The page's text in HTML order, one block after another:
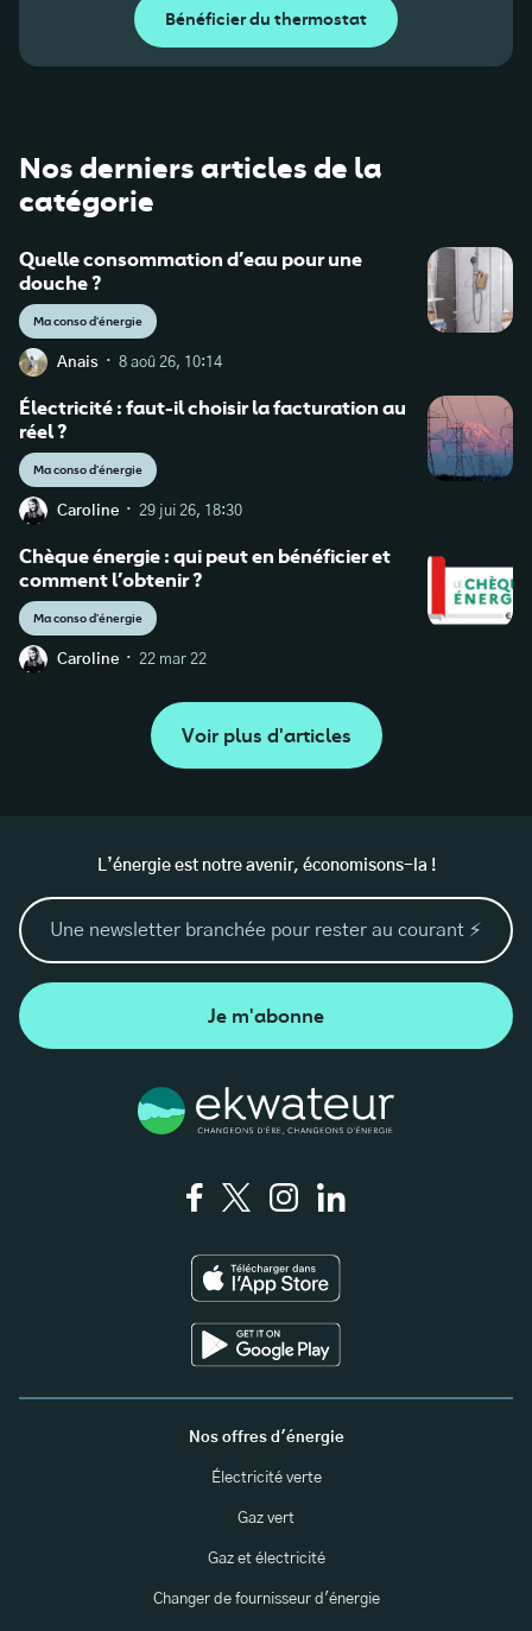
Bénéficier du thermostat
Nos derniers articles de la
catégorie
Quelle consommation d’eau pour une
douche ?
Ma conso d'énergie
Anais · 8 aoû 26, 10:14
Électricité : faut-il choisir la facturation au
réel ?
Ma conso d'énergie
Caroline · 29 jui 26, 18:30
Chèque énergie : qui peut en bénéficier et
comment l’obtenir ?
Ma conso d'énergie
Caroline · 22 mar 22
Voir plus d'articles
L’énergie est notre avenir, économisons-la !
Je m'abonne
Nos offres d'énergie
Électricité verte
Gaz vert
Gaz et électricité
Changer de fournisseur d'énergie